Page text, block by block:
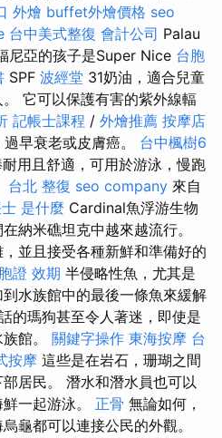
外燴 buffet外燴價格 seo
台中美式整復 會計公司 Palau
尼亞的孩子是Super Nice 台胞
SPF 波經堂 31奶油，適合兒童
它可以保護有害的紫外線輻
記帳士課程 / 外燴推薦 按摩店
早衰老或皮膚癌。 台中楓樹6
用且舒適，可用於游泳，慢跑
台北 整復 seo company 來自
是什麼 Cardinal魚浮游生物
納米礁坦克中越來越流行。
並且接受各種新鮮和準備好的
證 效期 半侵略性魚，尤其是
水族館中的最後一條魚來緩解
的瑪狗甚至令人著迷，即使是
館。 關鍵字操作 東海按摩 台
按摩 這些是在岩石，珊瑚之間
居民。 潛水和潛水員也可以
一起游泳。 正骨 無論如何，
龜都可以連接公民的外觀。